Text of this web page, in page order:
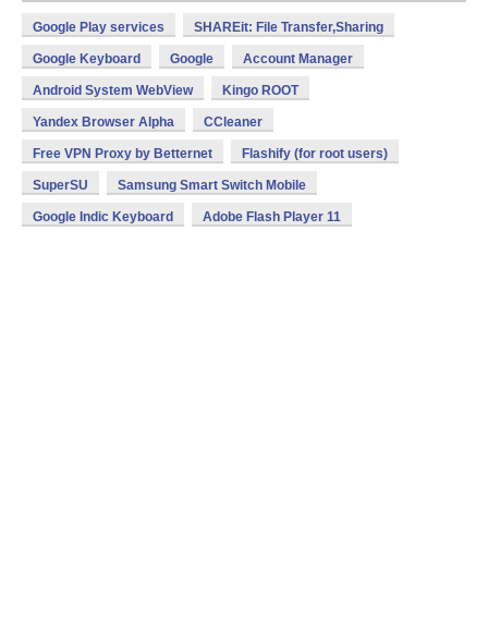
Google Play services SHAREit: File Transfer,Sharing
Google Keyboard Google Account Manager
Android System WebView Kingo ROOT
Yandex Browser Alpha CCleaner
Free VPN Proxy by Betternet Flashify (for root users)
SuperSU Samsung Smart Switch Mobile
Google Indic Keyboard Adobe Flash Player 11